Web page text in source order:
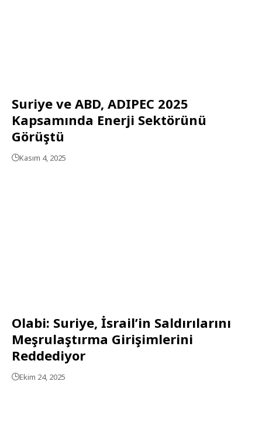
Suriye ve ABD, ADIPEC 2025
Kapsamında Enerji Sektörünü
Görüştü
Kasım 4, 2025
Olabi: Suriye, İsrail’in Saldırılarını
Meşrulaştırma Girişimlerini
Reddediyor
Ekim 24, 2025